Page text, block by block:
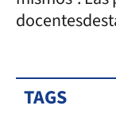
TAGS